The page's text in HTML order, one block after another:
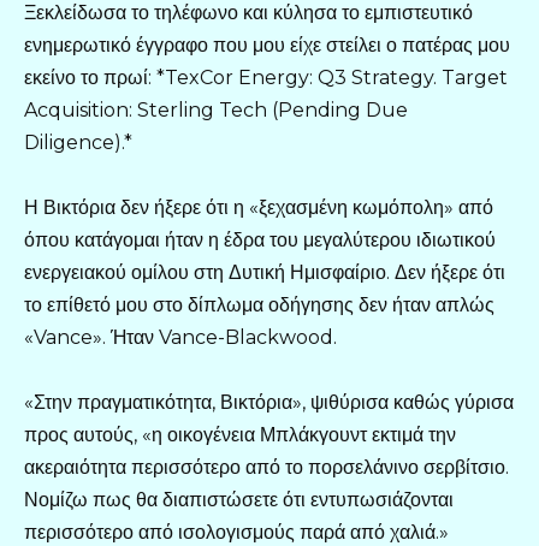
Ξεκλείδωσα το τηλέφωνο και κύλησα το εμπιστευτικό
ενημερωτικό έγγραφο που μου είχε στείλει ο πατέρας μου
εκείνο το πρωί: *TexCor Energy: Q3 Strategy. Target
Acquisition: Sterling Tech (Pending Due
Diligence).*
Η Βικτόρια δεν ήξερε ότι η «ξεχασμένη κωμόπολη» από
όπου κατάγομαι ήταν η έδρα του μεγαλύτερου ιδιωτικού
ενεργειακού ομίλου στη Δυτική Ημισφαίριο. Δεν ήξερε ότι
το επίθετό μου στο δίπλωμα οδήγησης δεν ήταν απλώς
«Vance». Ήταν Vance-Blackwood.
«Στην πραγματικότητα, Βικτόρια», ψιθύρισα καθώς γύρισα
προς αυτούς, «η οικογένεια Μπλάκγουντ εκτιμά την
ακεραιότητα περισσότερο από το πορσελάνινο σερβίτσιο.
Νομίζω πως θα διαπιστώσετε ότι εντυπωσιάζονται
περισσότερο από ισολογισμούς παρά από χαλιά.»